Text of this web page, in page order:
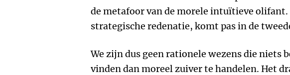
de metafoor van de morele intuïtieve olifant.
strategische redenatie, komt pas in de
We zijn dus geen rationele wezens die niets
vinden dan moreel zuiver te handelen. Het